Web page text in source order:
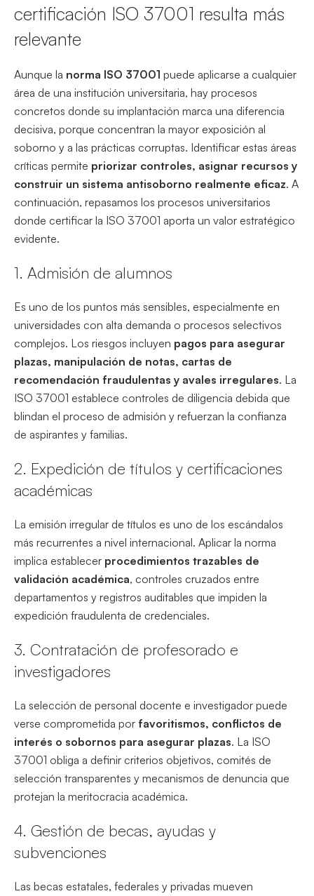
certificación ISO 37001 resulta más
relevante
Aunque la norma ISO 37001 puede aplicarse a cualquier
área de una institución universitaria, hay procesos
concretos donde su implantación marca una diferencia
decisiva, porque concentran la mayor exposición al
soborno y a las prácticas corruptas. Identificar estas áreas
críticas permite priorizar controles, asignar recursos y
construir un sistema antisoborno realmente eficaz. A
continuación, repasamos los procesos universitarios
donde certificar la ISO 37001 aporta un valor estratégico
evidente.
1. Admisión de alumnos
Es uno de los puntos más sensibles, especialmente en
universidades con alta demanda o procesos selectivos
complejos. Los riesgos incluyen pagos para asegurar
plazas, manipulación de notas, cartas de
recomendación fraudulentas y avales irregulares. La
ISO 37001 establece controles de diligencia debida que
blindan el proceso de admisión y refuerzan la confianza
de aspirantes y familias.
2. Expedición de títulos y certificaciones
académicas
La emisión irregular de títulos es uno de los escándalos
más recurrentes a nivel internacional. Aplicar la norma
implica establecer procedimientos trazables de
validación académica, controles cruzados entre
departamentos y registros auditables que impiden la
expedición fraudulenta de credenciales.
3. Contratación de profesorado e
investigadores
La selección de personal docente e investigador puede
verse comprometida por favoritismos, conflictos de
interés o sobornos para asegurar plazas. La ISO
37001 obliga a definir criterios objetivos, comités de
selección transparentes y mecanismos de denuncia que
protejan la meritocracia académica.
4. Gestión de becas, ayudas y
subvenciones
Las becas estatales, federales y privadas mueven